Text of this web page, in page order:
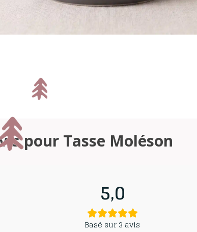
pour Tasse Moléson
5,0
Basé sur 3 avis